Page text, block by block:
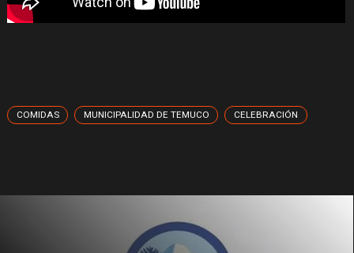
COMIDAS MUNICIPALIDAD DE TEMUCO CELEBRACIÓN